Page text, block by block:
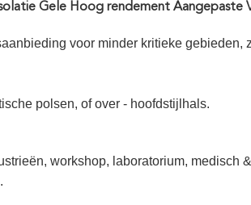
Gele Hoog rendement Aangepaste
voor minder kritieke gebieden,
polsen, of over - hoofdstijlhals.
workshop, laboratorium, medisch &